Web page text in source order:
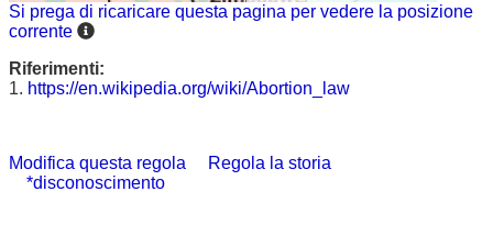
Si prega di ricaricare questa pagina per vedere la posizione
corrente
Riferimenti:
1. https://en.wikipedia.org/wiki/Abortion_law
Modifica questa regola
Regola la storia
*disconoscimento